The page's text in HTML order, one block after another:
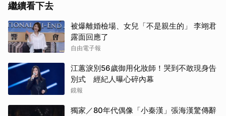
繼續看下去
被爆離婚檢場、女兒「不是親生的」 李翊君
露面回應了
自由電子報
江蕙淚別56歲御用化妝師！哭到不敢現身告
別式 經紀人曝心碎內幕
鏡報
獨家／80年代偶像「小秦漢」張海漢驚傳辭